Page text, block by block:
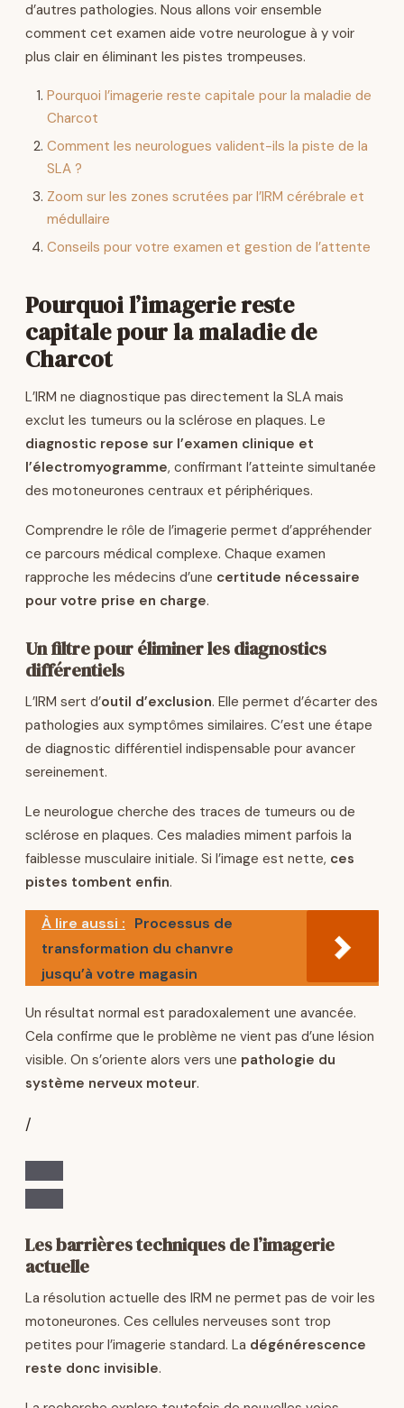
d’autres pathologies. Nous allons voir ensemble
comment cet examen aide votre neurologue à y voir
plus clair en éliminant les pistes trompeuses.
Pourquoi l’imagerie reste capitale pour la maladie de
Charcot
Comment les neurologues valident-ils la piste de la
SLA ?
Zoom sur les zones scrutées par l’IRM cérébrale et
médullaire
Conseils pour votre examen et gestion de l’attente
Pourquoi l’imagerie reste
capitale pour la maladie de
Charcot
L’IRM ne diagnostique pas directement la SLA mais
exclut les tumeurs ou la sclérose en plaques. Le
diagnostic repose sur l’examen clinique et
l’électromyogramme, confirmant l’atteinte simultanée
des motoneurones centraux et périphériques.
Comprendre le rôle de l’imagerie permet d’appréhender
ce parcours médical complexe. Chaque examen
rapproche les médecins d’une certitude nécessaire
pour votre prise en charge.
Un filtre pour éliminer les diagnostics
différentiels
L’IRM sert d’outil d’exclusion. Elle permet d’écarter des
pathologies aux symptômes similaires. C’est une étape
de diagnostic différentiel indispensable pour avancer
sereinement.
Le neurologue cherche des traces de tumeurs ou de
sclérose en plaques. Ces maladies miment parfois la
faiblesse musculaire initiale. Si l’image est nette, ces
pistes tombent enfin.
À lire aussi : Processus de
transformation du chanvre
jusqu’à votre magasin
Un résultat normal est paradoxalement une avancée.
Cela confirme que le problème ne vient pas d’une lésion
visible. On s’oriente alors vers une pathologie du
système nerveux moteur.
/
Les barrières techniques de l’imagerie
actuelle
La résolution actuelle des IRM ne permet pas de voir les
motoneurones. Ces cellules nerveuses sont trop
petites pour l’imagerie standard. La dégénérescence
reste donc invisible.